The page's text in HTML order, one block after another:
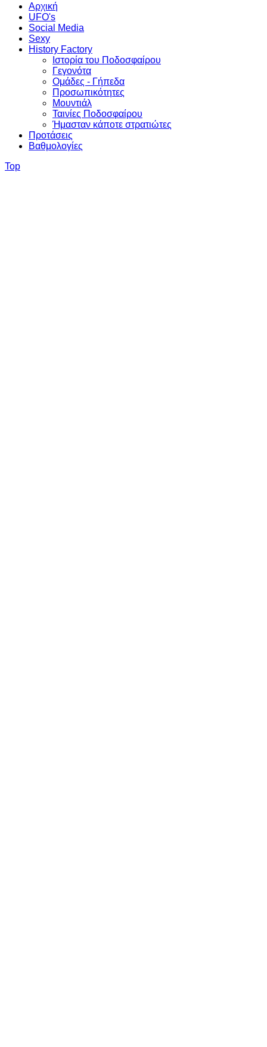
Αρχική
UFO's
Social Media
Sexy
History Factory
Ιστορία του Ποδοσφαίρου
Γεγονότα
Ομάδες - Γήπεδα
Προσωπικότητες
Μουντιάλ
Ταινίες Ποδοσφαίρου
Ήμασταν κάποτε στρατιώτες
Προτάσεις
Βαθμολογίες
Top